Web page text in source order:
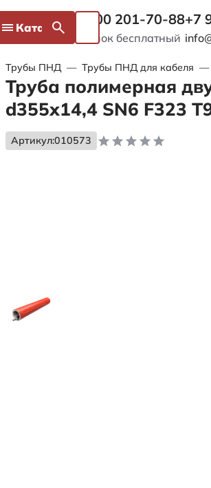
Каталог 8 800 201-70-88
Звонок бесплатный
+7
Трубы ПНД — Трубы ПНД для кабеля —
Труба полимерная
d355х14,4 SN6 F323
Артикул:010573